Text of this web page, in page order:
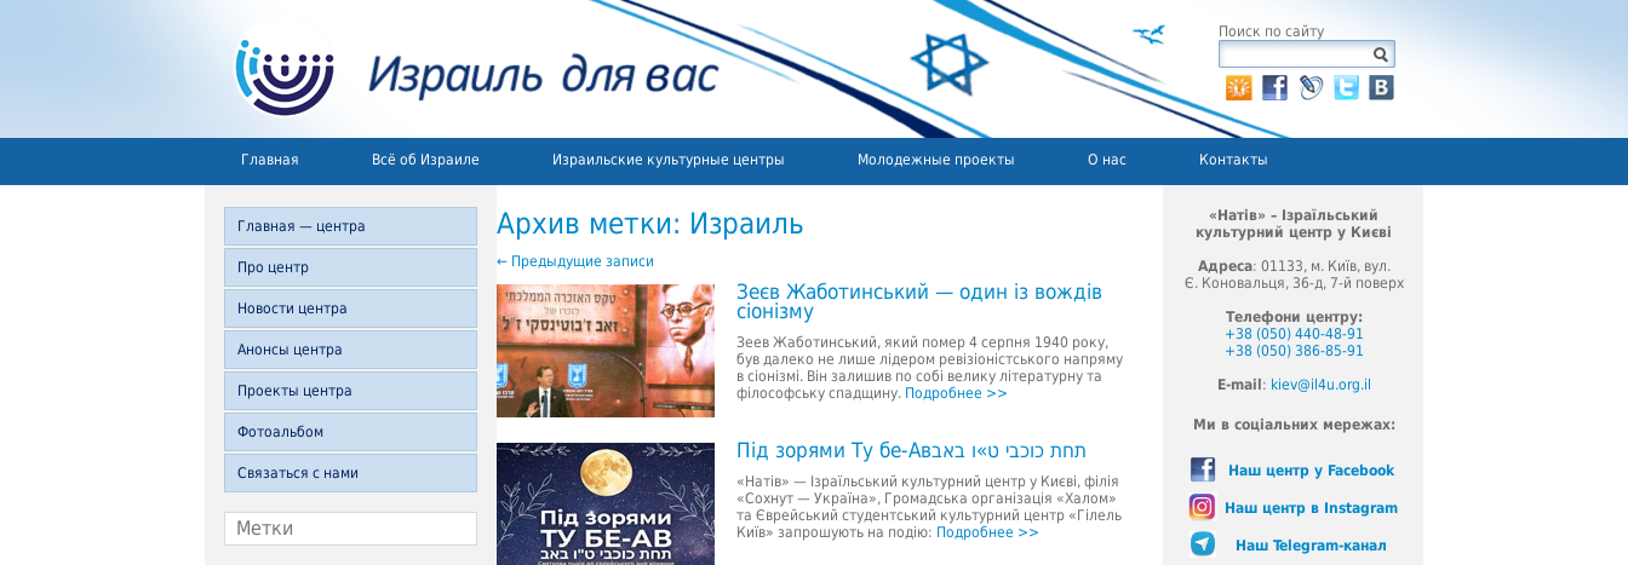
Поиск по сайту
Главная Всё об Израиле Израильские культурные центры Молодежные проекты О нас Контакты
Главная — центра
Про центр
Новости центра
Анонсы центра
Проекты центра
Фотоальбом
Связаться с нами
Метки
Архив метки: Израиль
← Предыдущие записи
Зеєв Жаботинський — один із вождів
сіонізму
Зеев Жаботинський, який помер 4 серпня 1940 року,
був далеко не лише лідером ревізіоністського напряму
в сіонізмі. Він залишив по собі велику літературну та
філософську спадщину. Подробнее >>
Під зорями Ту бе-Авתחת כוכבי ט»ו באב
«Натів» — Ізраїльський культурний центр у Києві, філія
«Сохнут — Україна», Громадська організація «Халом»
та Єврейський студентський культурний центр «Гілель
Київ» запрошують на подію: Подробнее >>
«Натів» – Ізраїльський
культурний центр у Києві
Адреса: 01133, м. Київ, вул.
Є. Коновальця, 36-д, 7-й поверх
Телефони центру:
+38 (050) 440-48-91
+38 (050) 386-85-91
E-mail : kiev@il4u.org.il
Ми в соціальних мережах:
Наш центр у Facebook
Наш центр в Instagram
Наш Telegram-канал